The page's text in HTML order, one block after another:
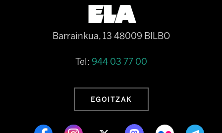
Barrainkua, 13 48009 BILBO
Tel: 944 03 77 00
EGOITZAK